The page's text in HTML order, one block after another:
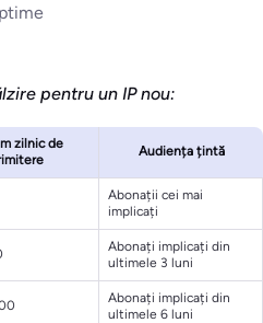
pentru un IP nou:
zilnic de
Audiența țintă
Abonații cei mai
implicați
Abonați implicați din
ultimele 3 luni
Abonați implicați din
ultimele 6 luni